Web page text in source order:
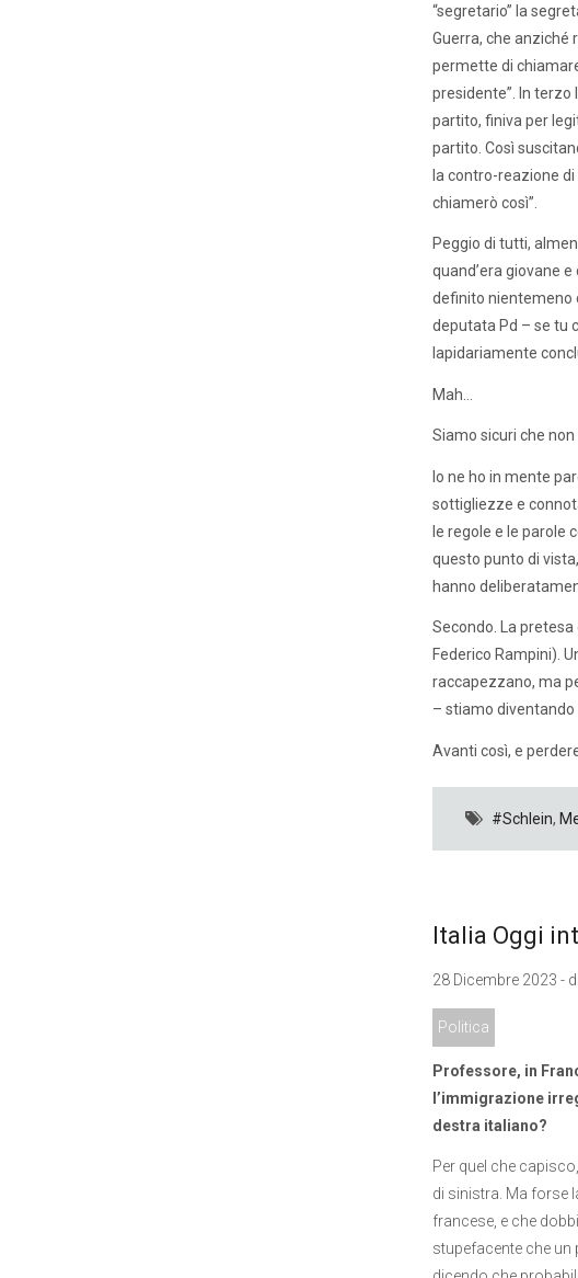
“segretario” la
Guerra, che anziché
permette di
presidente”. In terzo
partito, finiva per
partito. Così
la contro-reazione di
chiamerò così”.
Peggio di tutti,
quand’era giovane
definito nientemeno
deputata Pd – se tu
lapidariamente
Mah…
Siamo sicuri che non
Io ne ho in mente
sottigliezze e
le regole e le parole
questo punto di
hanno
Secondo. La
Federico Rampini).
raccapezzano, ma
– stiamo diventando
Avanti così, e
#Schlein,
Italia Oggi
28 Dicembre 2023 - di
Politica
Professore, in
l’immigrazione
destra italiano?
Per quel che
di sinistra. Ma forse
francese, e che
stupefacente che